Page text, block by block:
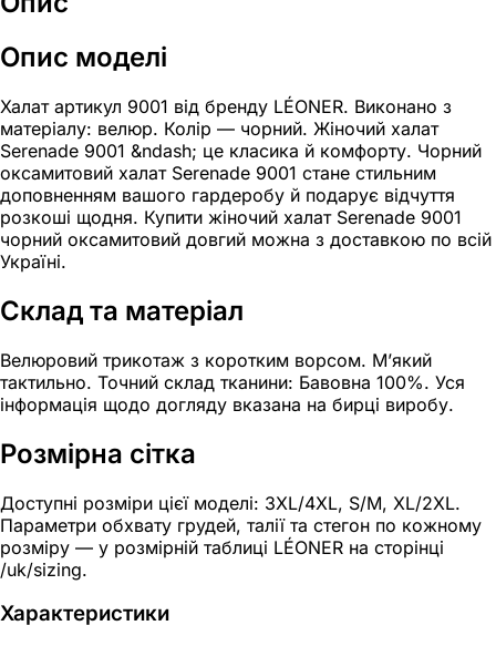
Опис моделі
Халат артикул 9001 від бренду LÉONER. Виконано з
матеріалу: велюр. Колір — чорний. Жіночий халат
Serenade 9001 &ndash; це класика й комфорту. Чорний
оксамитовий халат Serenade 9001 стане стильним
доповненням вашого гардеробу й подарує відчуття
розкоші щодня. Купити жіночий халат Serenade 9001
чорний оксамитовий довгий можна з доставкою по всій
Україні.
Склад та матеріал
Велюровий трикотаж з коротким ворсом. М’який
тактильно. Точний склад тканини: Бавовна 100%. Уся
інформація щодо догляду вказана на бирці виробу.
Розмірна сітка
Доступні розміри цієї моделі: 3XL/4XL, S/M, XL/2XL.
Параметри обхвату грудей, талії та стегон по кожному
розміру — у розмірній таблиці LÉONER на сторінці
/uk/sizing.
Характеристики